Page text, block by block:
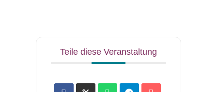
Teile diese Veranstaltung